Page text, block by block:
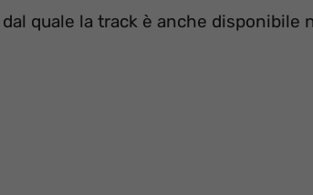
quale la track è anche disponibile